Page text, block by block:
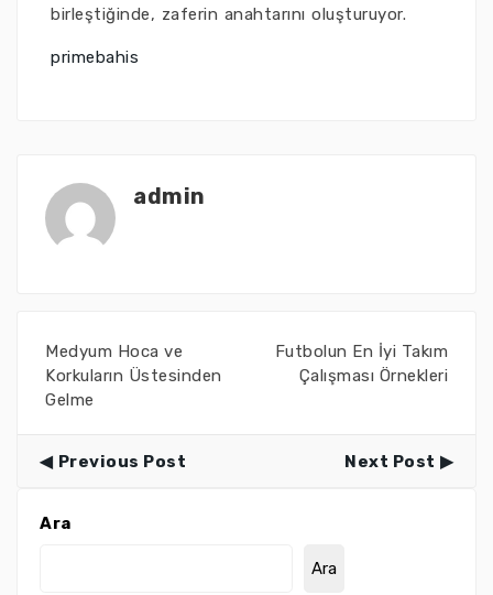
birleştiğinde, zaferin anahtarını oluşturuyor.
primebahis
admin
Medyum Hoca ve
Korkuların Üstesinden
Gelme
Futbolun En İyi Takım
Çalışması Örnekleri
Previous Post Next Post
Ara
Ara